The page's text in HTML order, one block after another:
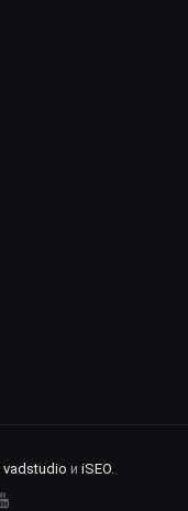
vadstudio и iSEO.